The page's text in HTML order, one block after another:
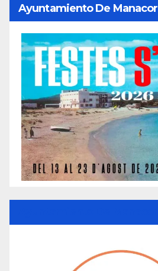
Ayuntamiento De Manacor